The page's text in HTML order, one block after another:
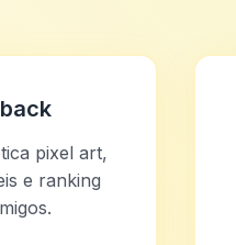
pixel art,
e ranking